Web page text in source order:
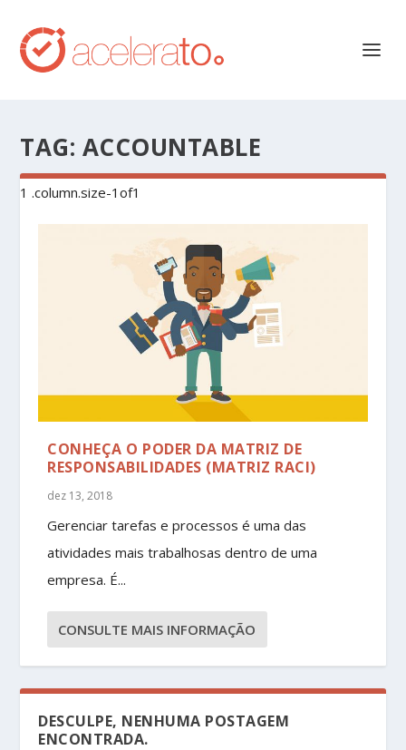
TAG: ACCOUNTABLE
CONHEÇA O PODER DA MATRIZ DE
RESPONSABILIDADES (MATRIZ RACI)
dez 13, 2018
Gerenciar tarefas e processos é uma das
atividades mais trabalhosas dentro de uma
empresa. É...
CONSULTE MAIS INFORMAÇÃO
DESCULPE, NENHUMA POSTAGEM
ENCONTRADA.